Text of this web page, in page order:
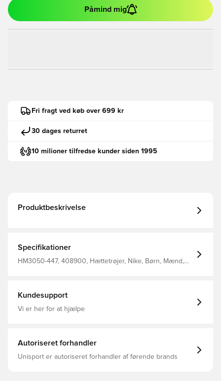
Påmind mig
Fri fragt ved køb over 699 kr
30 dages returret
10 milioner tilfredse kunder siden 1995
Produktbeskrivelse
Specifikationer
HM3050-447, 408900, Hættetrøjer, Nike, Børn, Mænd,
Kundesupport
Vi er her for at hjælpe
Autoriseret forhandler
Unisport er autoriseret forhandler af førende brands